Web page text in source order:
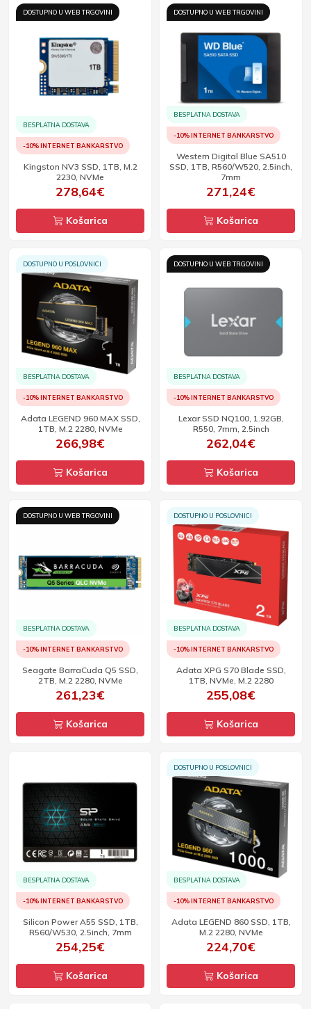
DOSTUPNO U WEB TRGOVINI
BESPLATNA DOSTAVA
-10% INTERNET BANKARSTVO
Kingston NV3 SSD, 1TB, M.2
2230, NVMe
278,64€
Košarica
DOSTUPNO U WEB TRGOVINI
BESPLATNA DOSTAVA
-10% INTERNET BANKARSTVO
Western Digital Blue SA510
SSD, 1TB, R560/W520, 2.5inch,
7mm
271,24€
Košarica
DOSTUPNO U POSLOVNICI
BESPLATNA DOSTAVA
-10% INTERNET BANKARSTVO
Adata LEGEND 960 MAX SSD,
1TB, M.2 2280, NVMe
266,98€
Košarica
DOSTUPNO U WEB TRGOVINI
BESPLATNA DOSTAVA
-10% INTERNET BANKARSTVO
Lexar SSD NQ100, 1.92GB,
R550, 7mm, 2.5inch
262,04€
Košarica
DOSTUPNO U WEB TRGOVINI
BESPLATNA DOSTAVA
-10% INTERNET BANKARSTVO
Seagate BarraCuda Q5 SSD,
2TB, M.2 2280, NVMe
261,23€
Košarica
DOSTUPNO U POSLOVNICI
BESPLATNA DOSTAVA
-10% INTERNET BANKARSTVO
Adata XPG S70 Blade SSD,
1TB, NVMe, M.2 2280
255,08€
Košarica
BESPLATNA DOSTAVA
-10% INTERNET BANKARSTVO
Silicon Power A55 SSD, 1TB,
R560/W530, 2.5inch, 7mm
254,25€
Košarica
DOSTUPNO U POSLOVNICI
BESPLATNA DOSTAVA
-10% INTERNET BANKARSTVO
Adata LEGEND 860 SSD, 1TB,
M.2 2280, NVMe
224,70€
Košarica